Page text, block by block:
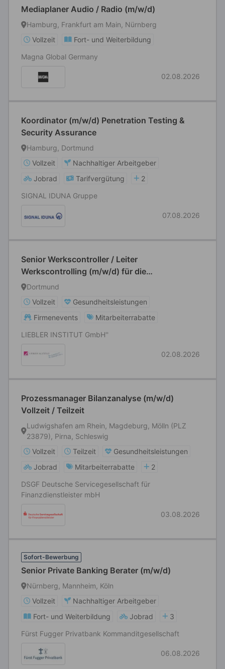
Mediaplaner Audio / Radio (m/w/d)
Hamburg, Frankfurt am Main, Nürnberg
Vollzeit
Fort- und Weiterbildung
Magna Global Germany
02.08.2026
Koordinator (m/w/d) Penetration Testing &
Security Assurance
Hamburg, Dortmund
Vollzeit
Nachhaltiger Arbeitgeber
Jobrad
Tarifvergütung
2
SIGNAL IDUNA Gruppe
07.08.2026
Senior Werkscontroller / Leiter
Werkscontrolling (m/w/d) für die
Lebensmittelindustrie
Dortmund
Vollzeit
Gesundheitsleistungen
Firmenevents
Mitarbeiterrabatte
LIEBLER INSTITUT GmbH''
02.08.2026
Prozessmanager Bilanzanalyse (m/w/d)
Vollzeit / Teilzeit
Ludwigshafen am Rhein, Magdeburg, Mölln (PLZ
23879), Pirna, Schleswig
Vollzeit
Teilzeit
Gesundheitsleistungen
Jobrad
Mitarbeiterrabatte
2
DSGF Deutsche Servicegesellschaft für
Finanzdienstleister mbH
03.08.2026
Sofort-Bewerbung
Senior Private Banking Berater (m/w/d)
Nürnberg, Mannheim, Köln
Vollzeit
Nachhaltiger Arbeitgeber
Fort- und Weiterbildung
Jobrad
3
Fürst Fugger Privatbank Kommanditgesellschaft
06.08.2026